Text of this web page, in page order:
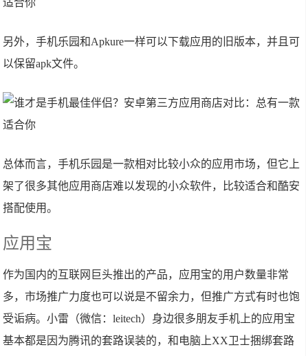
另外，手机乐园和Apkure一样可以下载应用的旧版本，并且可
以保留apk文件。
总体而言，手机乐园是一款相对比较小众的应用市场，但它上
架了很多其他应用商店难以发现的小众软件，比较适合和酷安
搭配使用。
应用宝
作为国内的互联网巨头推出的产品，应用宝的用户数量非常
多，市场推广力度也可以说是不留余力，但推广方式有时也饱
受诟病。小雷（微信：leitech）身边很多朋友手机上的应用宝
基本都是因为腾讯的套路误装的，和电脑上XX卫士捆绑套路